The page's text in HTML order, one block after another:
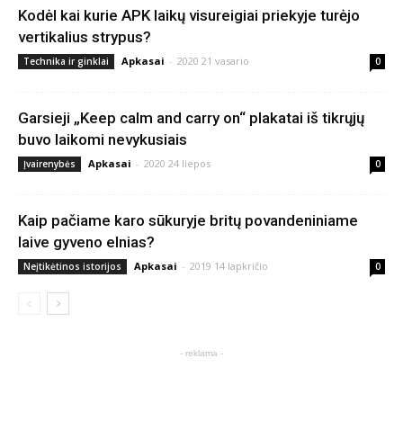
Kodėl kai kurie APK laikų visureigiai priekyje turėjo
vertikalius strypus?
Technika ir ginklai Apkasai - 2020 21 vasario 0
Garsieji „Keep calm and carry on“ plakatai iš tikrųjų
buvo laikomi nevykusiais
Įvairenybės Apkasai - 2020 24 liepos 0
Kaip pačiame karo sūkuryje britų povandeniniame
laive gyveno elnias?
Neįtikėtinos istorijos Apkasai - 2019 14 lapkričio 0
- reklama -